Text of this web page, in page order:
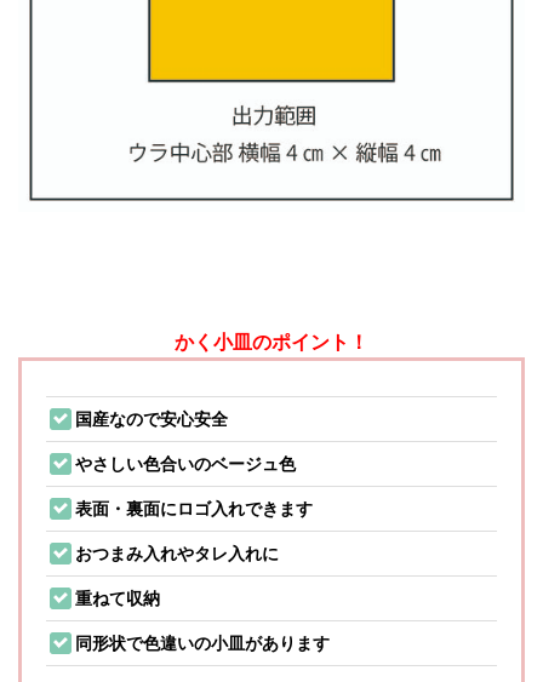
かく小皿のポイント！
国産なので安心安全
やさしい色合いのベージュ色
表面・裏面にロゴ入れできます
おつまみ入れやタレ入れに
重ねて収納
同形状で色違いの小皿があります